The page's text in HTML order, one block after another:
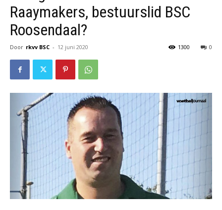
Raaymakers, bestuurslid BSC
Roosendaal?
Door rkvv BSC - 12 juni 2020 0
1300